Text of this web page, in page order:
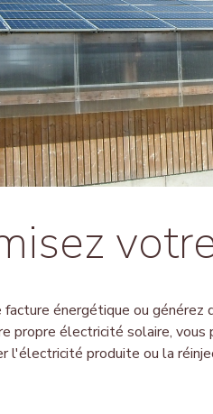
énergétique ou générez
propre électricité solaire,
l'électricité produite ou la